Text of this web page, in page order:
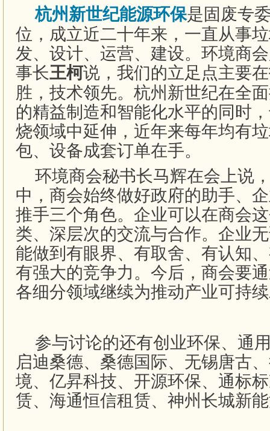
杭州新世纪能源环保是固废专
位，成立近二十年来，一直从事
发、设计、运营、建设。环境商
事长王柯说，我们的立足点主要
胜，技术领先。杭州新世纪在全
的精益制造和智能化水平的同时
烧领域中延伸，近年来每年均有
包、设备成套订单在手。
环境商会秘书长马辉在会上说
中，商会始终做好政府的助手、
推手三个角色。企业可以在商会
类、深层次的交流与合作。企业
能做到有眼界、有取舍、有认知
有强大的竞争力。今后，商会要
各细分领域继续为推动产业可持
参与讨论的还有创业环保、通
启迪桑德、桑德国际、无锡唐古
境、亿昇科技、开源环保、通标
赁、 海通恒信租赁、神州长城新